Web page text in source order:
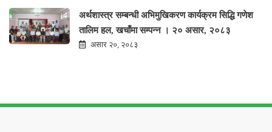
अर्थशास्त्र सम्बन्धी अभिमुखिकरण कार्यक्रम सिद्धि गणेश
तालिम हल, खचाँमा सम्पन्न । २० असार, २०८३
असार २०, २०८३